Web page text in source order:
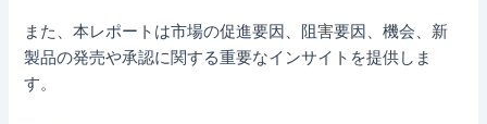
また、本レポートは市場の促進要因、阻害要因、機会、新
製品の発売や承認に関する重要なインサイトを提供しま
す。